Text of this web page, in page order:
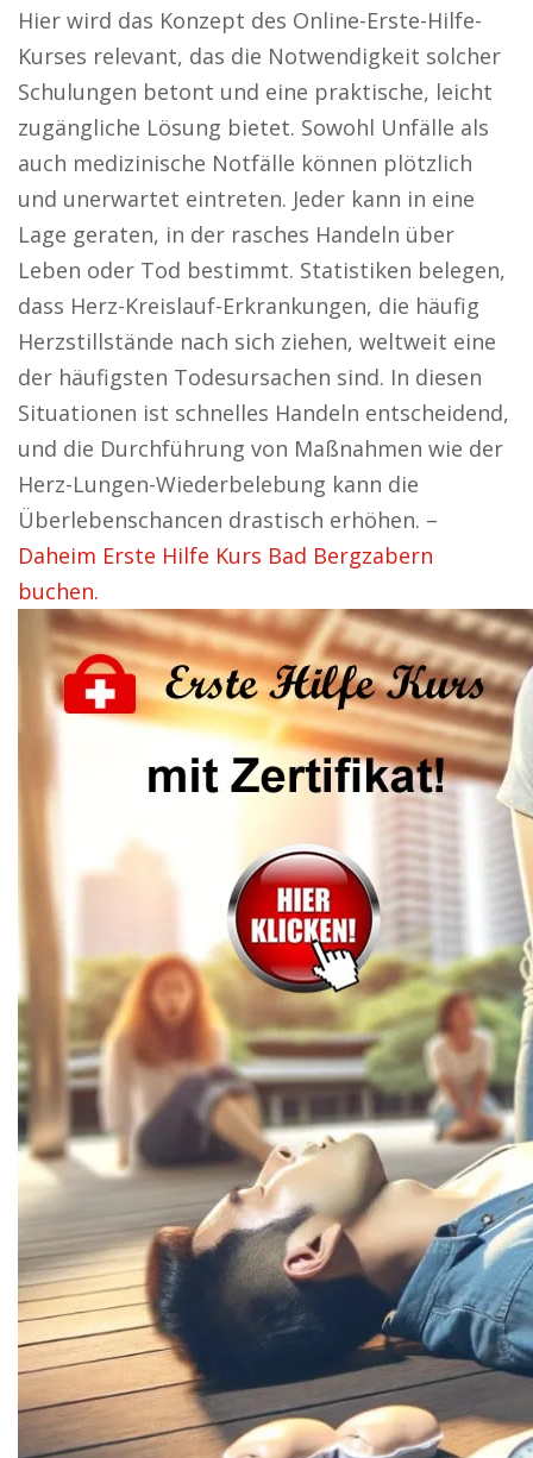
Hier wird das Konzept des Online-Erste-Hilfe-
Kurses relevant, das die Notwendigkeit solcher
Schulungen betont und eine praktische, leicht
zugängliche Lösung bietet. Sowohl Unfälle als
auch medizinische Notfälle können plötzlich
und unerwartet eintreten. Jeder kann in eine
Lage geraten, in der rasches Handeln über
Leben oder Tod bestimmt. Statistiken belegen,
dass Herz-Kreislauf-Erkrankungen, die häufig
Herzstillstände nach sich ziehen, weltweit eine
der häufigsten Todesursachen sind. In diesen
Situationen ist schnelles Handeln entscheidend,
und die Durchführung von Maßnahmen wie der
Herz-Lungen-Wiederbelebung kann die
Überlebenschancen drastisch erhöhen. –
Daheim Erste Hilfe Kurs Bad Bergzabern
buchen.